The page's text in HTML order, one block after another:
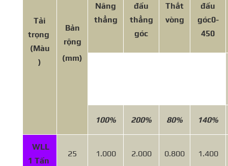
Tải
trọng
(Màu
)
Bản
rộng
(mm)
Nâng
thẳng
đầu
thẳng
góc
Thắt
vòng
đầu
góc0-
450
100% 200% 80% 140%
WLL
1 Tấn
25 1.000 2.000 0.800 1.400